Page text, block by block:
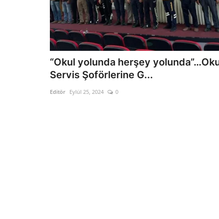
“Okul yolunda herşey
Servis Şoförlerine G...
Editör Eylül 25, 2024 0